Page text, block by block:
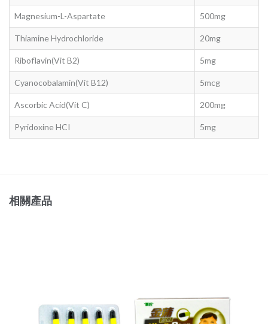
Magnesium-L-Aspartate 500mg
Thiamine Hydrochloride 20mg
Riboflavin(Vit B2) 5mg
Cyanocobalamin(Vit B12) 5mcg
Ascorbic Acid(Vit C) 200mg
Pyridoxine HCI 5mg
相關產品